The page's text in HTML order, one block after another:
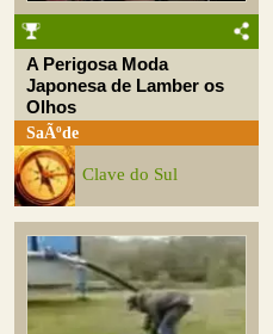
A Perigosa Moda
Japonesa de Lamber os
Olhos
SaÃºde
Clave do Sul